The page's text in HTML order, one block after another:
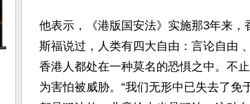
他表示，《港版国安法》实施那3年来
斯福说过，人类有四大自由：言论自由
香港人都处在一种莫名的恐惧之中。不
为害怕被威胁。“我们无形中已失去了